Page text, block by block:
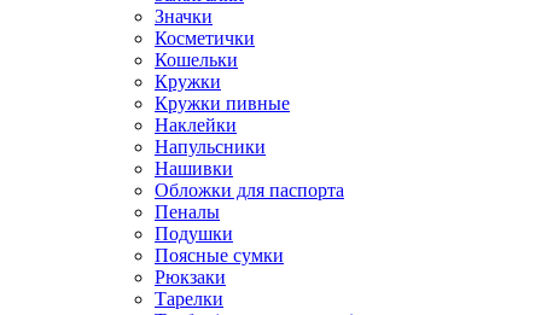
Значки
Косметички
Кошельки
Кружки
Кружки пивные
Наклейки
Напульсники
Нашивки
Обложки для паспорта
Пеналы
Подушки
Поясные сумки
Рюкзаки
Тарелки